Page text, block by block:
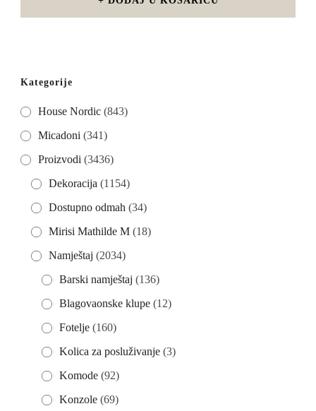
Kategorije
House Nordic (843)
Micadoni (341)
Proizvodi (3436)
Dekoracija (1154)
Dostupno odmah (34)
Mirisi Mathilde M (18)
Namještaj (2034)
Barski namještaj (136)
Blagovaonske klupe (12)
Fotelje (160)
Kolica za posluživanje (3)
Komode (92)
Konzole (69)